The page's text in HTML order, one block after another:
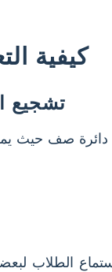
كيفية
تشجيع
صف حيث
الطلاب